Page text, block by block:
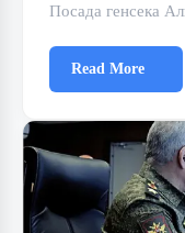
Посада генсека
Read More